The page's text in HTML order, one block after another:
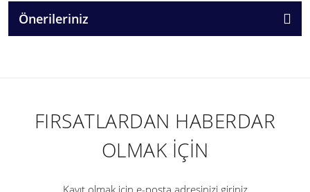
Önerileriniz
FIRSATLARDAN HABERDAR
OLMAK İÇİN